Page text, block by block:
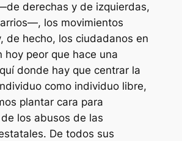
derechas y de izquierdas,
los movimientos
de hecho, los ciudadanos en
hoy peor que hace una
donde hay que centrar la
como individuo libre,
plantar cara para
los abusos de las
De todos sus